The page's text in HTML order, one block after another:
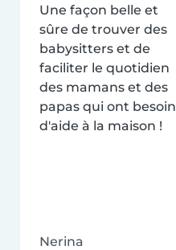
Une façon belle et
sûre de trouver des
babysitters et de
faciliter le quotidien
des mamans et des
papas qui ont besoin
d'aide à la maison !
Nerina